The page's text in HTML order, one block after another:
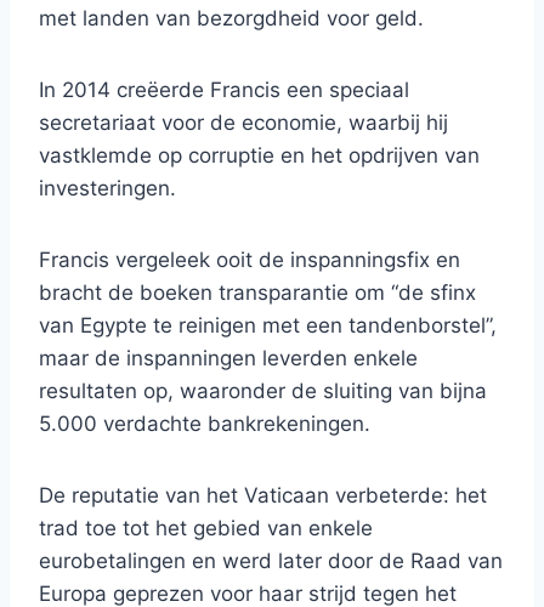
met landen van bezorgdheid voor geld.
In 2014 creëerde Francis een speciaal
secretariaat voor de economie, waarbij hij
vastklemde op corruptie en het opdrijven van
investeringen.
Francis vergeleek ooit de inspanningsfix en
bracht de boeken transparantie om “de sfinx
van Egypte te reinigen met een tandenborstel”,
maar de inspanningen leverden enkele
resultaten op, waaronder de sluiting van bijna
5.000 verdachte bankrekeningen.
De reputatie van het Vaticaan verbeterde: het
trad toe tot het gebied van enkele
eurobetalingen en werd later door de Raad van
Europa geprezen voor haar strijd tegen het